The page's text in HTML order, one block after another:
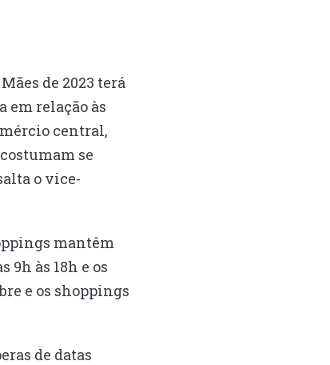
de 2023 terá
em relação às
central,
se
o vice-
mantêm
9h às 18h e os
e os shoppings
de datas